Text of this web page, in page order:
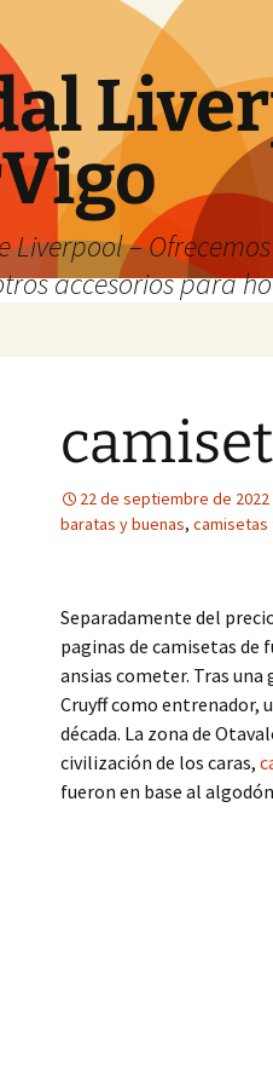
Liverpool –
accesorios para
22 de septiembre de 2022
baratas y buenas, camisetas
Separadamente del
paginas de camisetas de
ansias cometer. Tras
Cruyff como entrenador,
década. La zona de
civilización de los caras,
fueron en base al